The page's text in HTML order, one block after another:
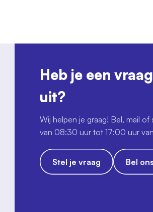
Heb je een
uit?
Wij helpen je graag! Bel, mail
van 08:30 uur tot 17:00 uur
Stel je vraag Bel ons